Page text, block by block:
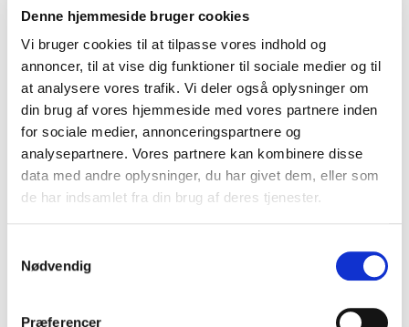
Denne hjemmeside bruger cookies
Vi bruger cookies til at tilpasse vores indhold og
annoncer, til at vise dig funktioner til sociale medier og til
at analysere vores trafik. Vi deler også oplysninger om
din brug af vores hjemmeside med vores partnere inden
for sociale medier, annonceringspartnere og
analysepartnere. Vores partnere kan kombinere disse
data med andre oplysninger, du har givet dem, eller som
de har indsamlet fra din brug af deres tjenester.
Nødvendig
Præferencer